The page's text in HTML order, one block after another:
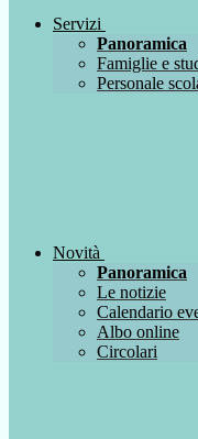
Servizi
Panoramica
Famiglie e
Personale
Novità
Panoramica
Le notizie
Calendario
Albo online
Circolari